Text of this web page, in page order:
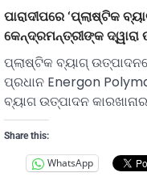
ପାରାଦୀପରେ ‘ପ୍ଲାଷ୍ଟିକ
କେନ୍ଦ୍ରମନ୍ତ୍ରୀଙ୍କ ଦ୍ୱାରା
ପ୍ଲାଷ୍ଟିକ ବ୍ୟାଗ୍
ପ୍ରଧାନ Energon
ବ୍ୟାଗ ଉତ୍ପାଦନ
Share this:
WhatsApp